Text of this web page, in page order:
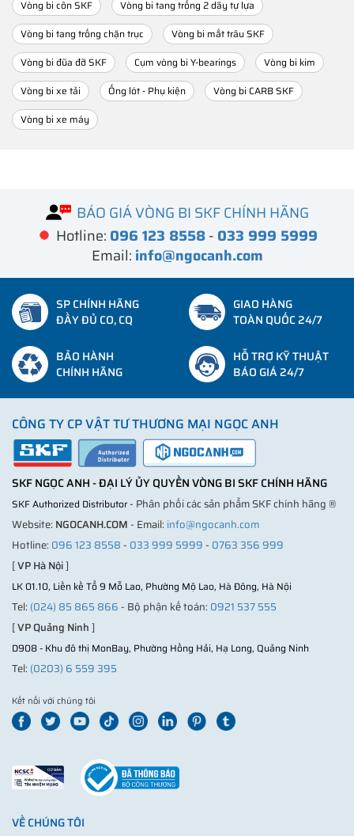
Vòng bi côn SKF
Vòng bi tang trống 2 dãy tự lựa
Vòng bi tang trống chặn trục
Vòng bi mắt trâu SKF
Vòng bi đũa đỡ SKF
Cụm vòng bi Y-bearings
Vòng bi kim
Vòng bi xe tải
Ống lót - Phụ kiện
Vòng bi CARB SKF
Vòng bi xe máy
BÁO GIÁ VÒNG BI SKF CHÍNH HÃNG
Hotline: 096 123 8558- 033 999 5999
Email: info@ngocanh.com
SP CHÍNH HÃNG
ĐẦY ĐỦ CO, CQ
GIAO HÀNG
TOÀN QUỐC 24/7
BẢO HÀNH
CHÍNH HÃNG
HỖ TRỢ KỸ THUẬT
BÁO GIÁ 24/7
CÔNG TY CP VẬT TƯ THƯƠNG MẠI NGỌC ANH
SKF NGỌC ANH - ĐẠI LÝ ỦY QUYỀN VÒNG BI SKF CHÍNH HÃNG
SKF Authorized Distributor- Phân phối các sản phẩm SKF chính hãng ®
Website: NGOCANH.COM- Email: info@ngocanh.com
Hotline: 096 123 8558- 033 999 5999- 0763 356 999
[VP Hà Nội]
LK 01.10, Liền kề Tổ 9 Mỗ Lao, Phường Mộ Lao, Hà Đông, Hà Nội
Tel: (024) 85 865 866- Bộ phận kế toán: 0921 537 555
[VP Quảng Ninh]
D908 - Khu đô thị MonBay, Phường Hồng Hải, Hạ Long, Quảng Ninh
Tel: (0203) 6 559 395
Kết nối với chúng tôi
VỀ CHÚNG TÔI